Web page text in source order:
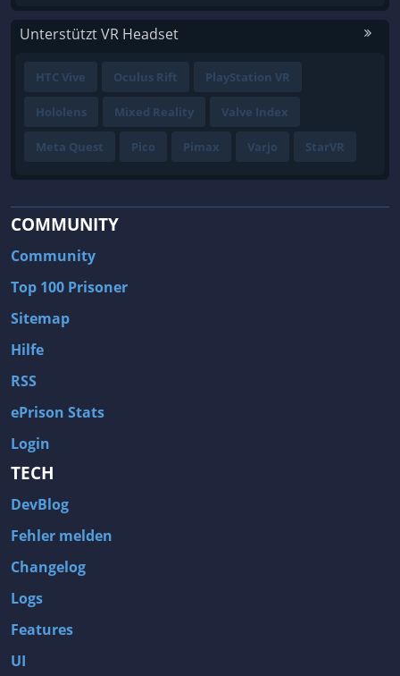
Unterstützt VR Headset
HTC Vive Oculus Rift PlayStation VR
Hololens Mixed Reality Valve Index
Meta Quest Pico Pimax Varjo StarVR
COMMUNITY
Community
Top 100 Prisoner
Sitemap
Hilfe
RSS
ePrison Stats
Login
TECH
DevBlog
Fehler melden
Changelog
Logs
Features
UI